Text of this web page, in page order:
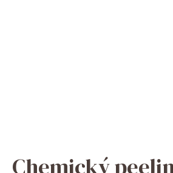
Chemický